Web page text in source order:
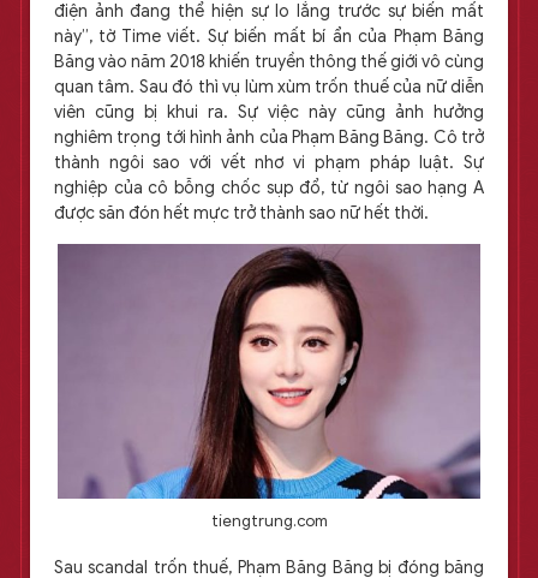
điện ảnh đang thể hiện sự lo lắng trước sự biến mất
này”, tờ Time viết. Sự biến mất bí ẩn của Phạm Băng
Băng vào năm 2018 khiến truyền thông thế giới vô cùng
quan tâm. Sau đó thì vụ lùm xùm trốn thuế của nữ diễn
viên cũng bị khui ra. Sự việc này cũng ảnh hưởng
nghiêm trọng tới hình ảnh của Phạm Băng Băng. Cô trở
thành ngôi sao với vết nhơ vi phạm pháp luật. Sự
nghiệp của cô bỗng chốc sụp đổ, từ ngôi sao hạng A
được săn đón hết mực trở thành sao nữ hết thời.
tiengtrung.com
Sau scandal trốn thuế, Phạm Băng Băng bị đóng băng